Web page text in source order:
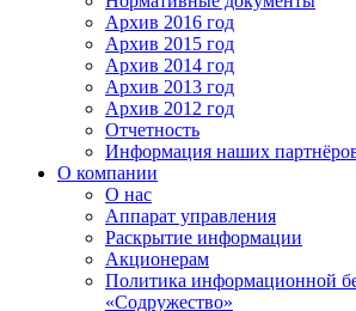
Архив 2016 год
Архив 2015 год
Архив 2014 год
Архив 2013 год
Архив 2012 год
Отчетность
Информация наших
О компании
О нас
Аппарат управления
Раскрытие информации
Акционерам
Политика информационной
«Содружество»